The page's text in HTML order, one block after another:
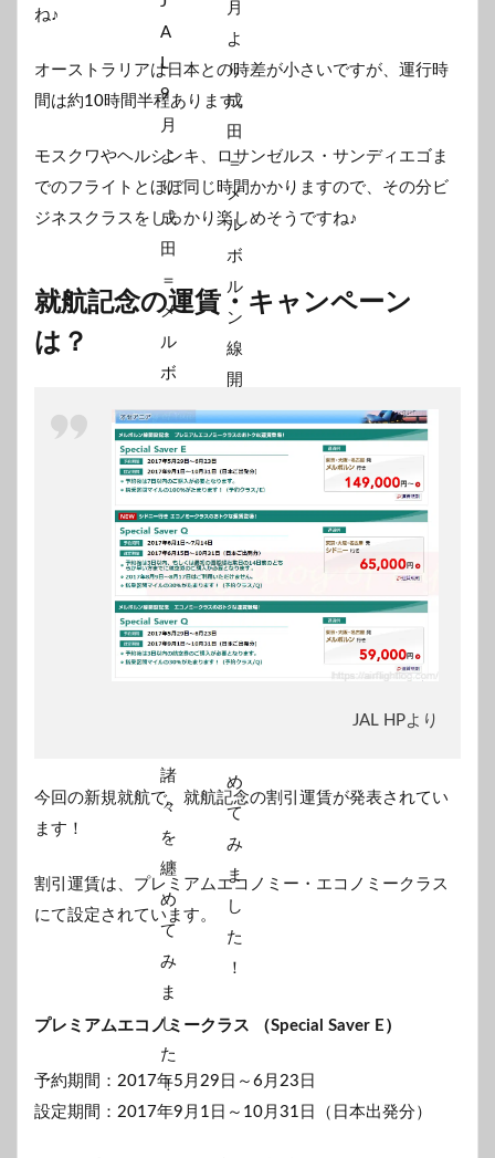
ね♪
オーストラリアは日本との時差が小さいですが、運行時
間は約10時間半程あります。
モスクワやヘルシンキ、ロサンゼルス・サンディエゴま
でのフライトとほぼ同じ時間かかりますので、その分ビ
ジネスクラスをしっかり楽しめそうですね♪
就航記念の運賃・キャンペーン
は？
JAL HPより
今回の新規就航で、就航記念の割引運賃が発表されてい
ます！
割引運賃は、プレミアムエコノミー・エコノミークラス
にて設定されています。
プレミアムエコノミークラス （Special Saver E）
予約期間：2017年5月29日～6月23日
設定期間：2017年9月1日～10月31日（日本出発分）